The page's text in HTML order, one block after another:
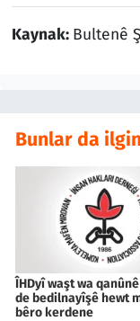
Kaynak: Bultenê
Bunlar da
ÎHDyî waşt wa
de bedilnayîşê hewt
bêro kerdene